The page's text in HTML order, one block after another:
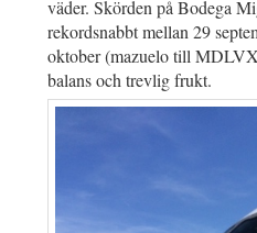
väder. Skörden på Bodega
rekordsnabbt mellan 29
oktober (mazuelo till
balans och trevlig frukt.